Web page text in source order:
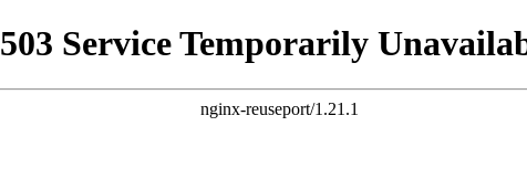
503 Service Temporarily
nginx-reuseport/1.21.1